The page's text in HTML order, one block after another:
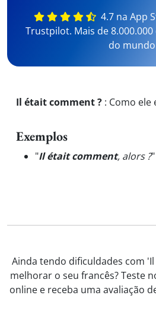
4.7 na App
Trustpilot. Mais de
do
Il était comment ? : Como ele
Exemplos
"Il était comment, alors ?"
Ainda tendo dificuldades com
melhorar o seu francês? Teste
online e receba uma avaliação